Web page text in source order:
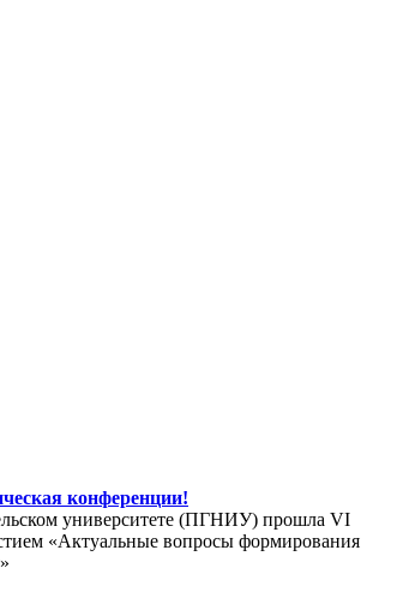
конференции!
университете (ПГНИУ) прошла VI
«Актуальные вопросы формирования